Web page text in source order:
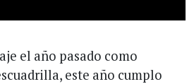
el año pasado como
este año cumplo